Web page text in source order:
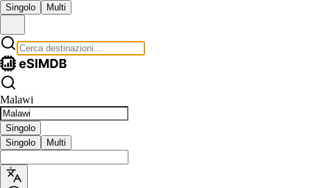
Singolo Multi
Malawi
Singolo
Singolo
Multi